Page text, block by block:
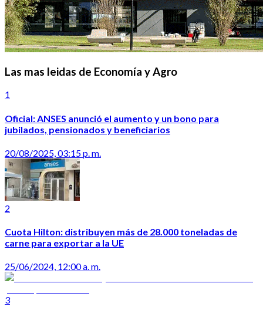
Las mas leidas de Economía y Agro
1
Oficial: ANSES anunció el aumento y un bono para
jubilados, pensionados y beneficiarios
20/08/2025, 03:15 p. m.
2
Cuota Hilton: distribuyen más de 28.000 toneladas de
carne para exportar a la UE
25/06/2024, 12:00 a. m.
3